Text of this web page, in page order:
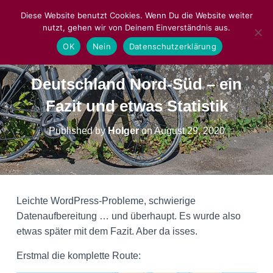
Deutschland Nord-Süd – ein
Fazit und etwas Statistik
Published byHolgeronAugust 29, 2020
Leichte WordPress-Probleme, schwierige
Datenaufbereitung … und überhaupt. Es wurde also
etwas später mit dem Fazit. Aber da isses.
Erstmal die komplette Route:
Diese Website benutzt Cookies. Wenn Du die Website weiter
nutzt, gehen wir von Deinem Einverständnis aus.
OK
Nein Datenschutzerklärung